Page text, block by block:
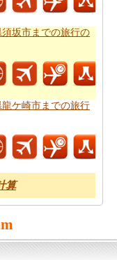
坂市までの旅行の
ケ崎市までの旅行
算